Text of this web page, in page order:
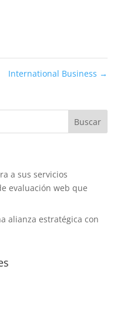
International Business →
a sus servicios
evaluación web que
alianza estratégica con